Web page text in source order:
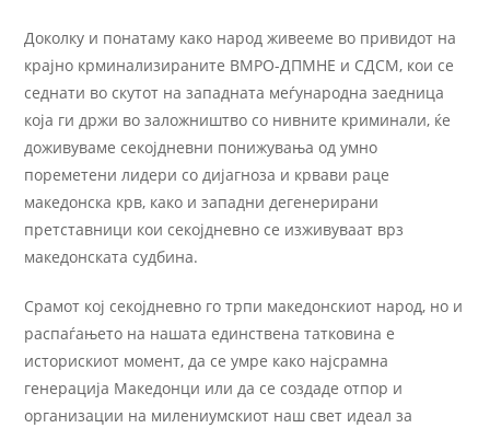
Доколку и понатаму како народ живееме во привидот на
крајно крминализираните ВМРО-ДПМНЕ и СДСМ, кои се
седнати во скутот на западната меѓународна заедница
која ги држи во заложништво со нивните криминали, ќе
доживуваме секојдневни понижувања од умно
пореметени лидери со дијагноза и крвави раце
македонска крв, како и западни дегенерирани
претставници кои секојдневно се изживуваат врз
македонската судбина.
Срамот кој секојдневно го трпи македонскиот народ, но и
распаѓањето на нашата единствена татковина е
историскиот момент, да се умре како најсрамна
генерација Македонци или да се создаде отпор и
организации на милениумскиот наш свет идеал за